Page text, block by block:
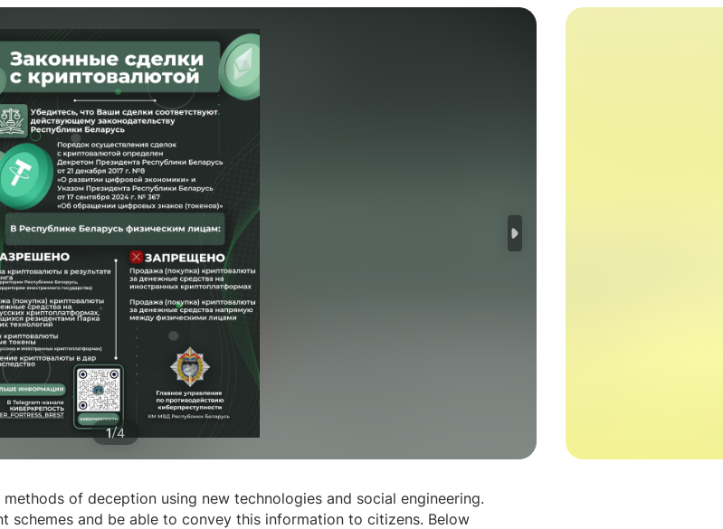
1/4
of deception using new technologies and social engineering.
schemes and be able to convey this information to citizens. Below